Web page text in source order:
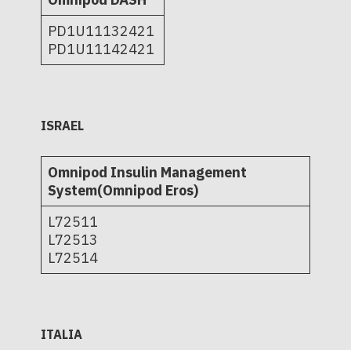
PD1U11132421
PD1U11142421
ISRAEL
Omnipod Insulin Management
System(Omnipod Eros)
L72511
L72513
L72514
ITALIA